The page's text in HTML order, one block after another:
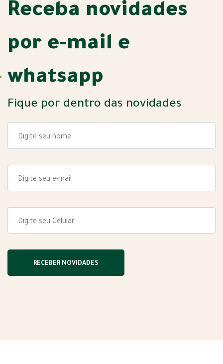
Receba novidades
por e-mail e
whatsapp
Fique por dentro das novidades